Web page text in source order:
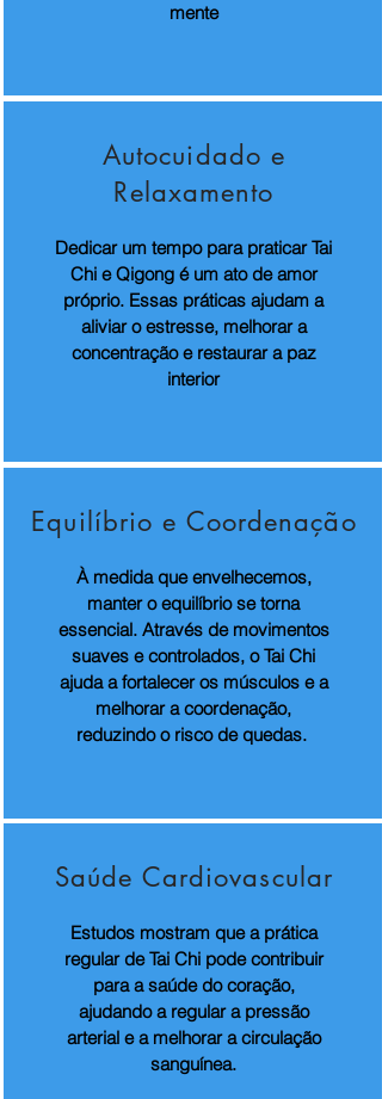
mente
Autocuidado e
Relaxamento
Dedicar um tempo para praticar Tai
Chi e Qigong é um ato de amor
próprio. Essas práticas ajudam a
aliviar o estresse, melhorar a
concentração e restaurar a paz
interior
Equilíbrio e Coordenação
À medida que envelhecemos,
manter o equilíbrio se torna
essencial. Através de movimentos
suaves e controlados, o Tai Chi
ajuda a fortalecer os músculos e a
melhorar a coordenação,
reduzindo o risco de quedas.
Saúde Cardiovascular
Estudos mostram que a prática
regular de Tai Chi pode contribuir
para a saúde do coração,
ajudando a regular a pressão
arterial e a melhorar a circulação
sanguínea.